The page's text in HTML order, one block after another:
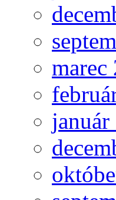
marec
január